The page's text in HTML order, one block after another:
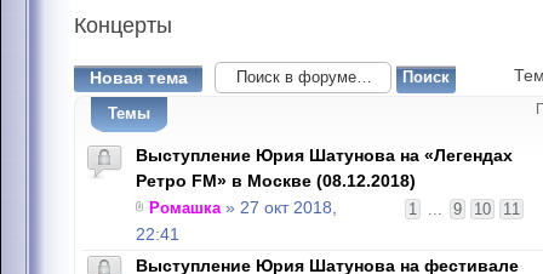
Концерты
Новая тема
Темы
Выступление Юрия Шатунова на «Легендах
Ретро FM» в Москве (08.12.2018)
1 ... 9 10 11
Ромашка» 27 окт 2018,
22:41
Выступление Юрия Шатунова на фестивале